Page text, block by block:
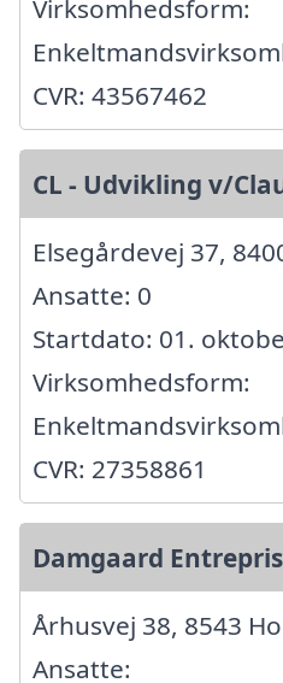
Virksomhedsform:
CVR: 43567462
CL - Udvikling v/
Elsegårdevej 37,
Ansatte: 0
Startdato: 01.
Virksomhedsform:
CVR: 27358861
Damgaard
Århusvej 38, 8543
Ansatte: